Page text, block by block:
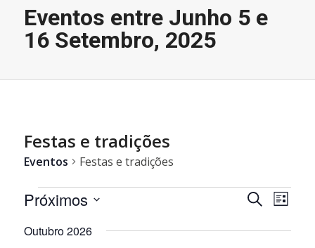
Eventos entre Junho 5 e
16 Setembro, 2025
Festas e tradições
Eventos Festas e tradições
Eventos
pesquisa
Pesquisar
de
Lista
Próximos
a
Outubro 2026